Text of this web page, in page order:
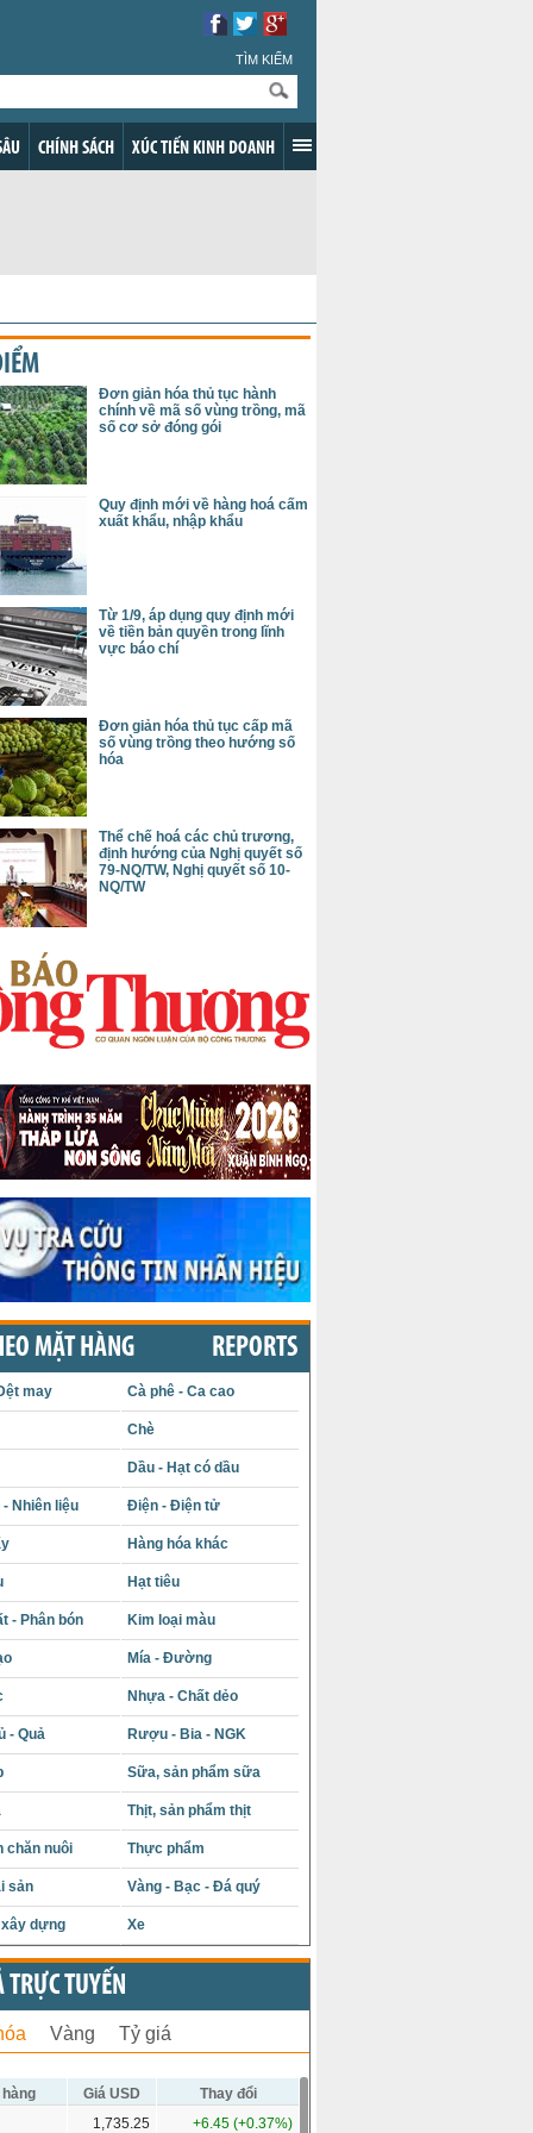
TÌM KIẾM
CHÍNH SÁCH XÚC TIẾN KINH DOANH
Đơn giản hóa thủ tục hành
chính về mã số vùng trồng, mã
số cơ sở đóng gói
Quy định mới về hàng hoá cấm
xuất khẩu, nhập khẩu
Từ 1/9, áp dụng quy định mới
về tiền bản quyền trong lĩnh
vực báo chí
Đơn giản hóa thủ tục cấp mã
số vùng trồng theo hướng số
hóa
Thể chế hoá các chủ trương,
định hướng của Nghị quyết số
79-NQ/TW, Nghị quyết số 10-
NQ/TW
MẶT HÀNG REPORTS
may Cà phê - Ca cao
Chè
Dầu - Hạt có dầu
- Nhiên liệu Điện - Điện tử
Hàng hóa khác
Hạt tiêu
- Phân bón Kim loại màu
Mía - Đường
Nhựa - Chất dẻo
- Quả Rượu - Bia - NGK
Sữa, sản phẩm sữa
Thịt, sản phẩm thịt
chăn nuôi Thực phẩm
sản Vàng - Bạc - Đá quý
dựng Xe
TRỰC TUYẾN
Vàng Tỷ giá
Giá USD
Thay đổi
1,735.25 +6.45 (+0.37%)